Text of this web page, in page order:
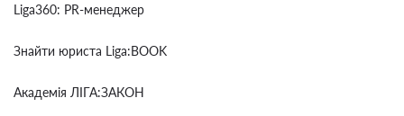
Liga360: PR-менеджер
Знайти юриста Liga:BOOK
Академія ЛІГА:ЗАКОН